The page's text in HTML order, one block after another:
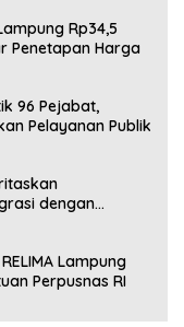
Rp34,5
Penetapan Harga
96 Pejabat,
Pelayanan Publik
dengan
Lampung
Perpusnas RI